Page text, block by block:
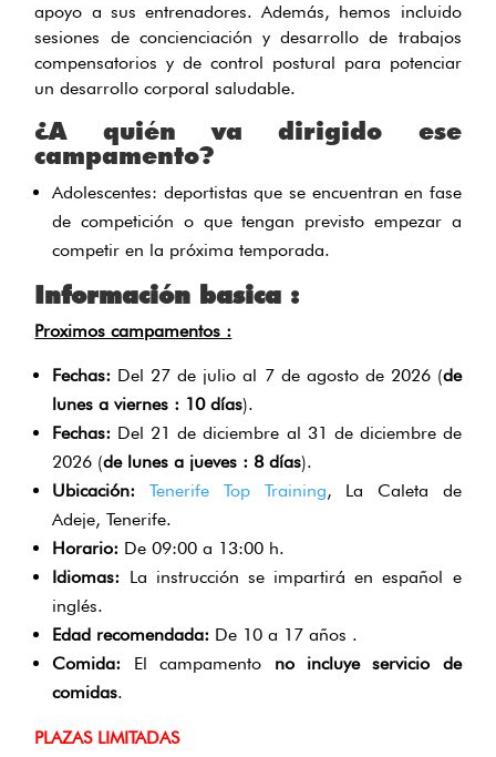
apoyo a sus entrenadores. Además, hemos incluido
sesiones de concienciación y desarrollo de trabajos
compensatorios y de control postural para potenciar
un desarrollo corporal saludable.
¿A quién va dirigido ese
campamento?
Adolescentes: deportistas que se encuentran en fase
de competición o que tengan previsto empezar a
competir en la próxima temporada.
Información basica :
Proximos campamentos :
Fechas: Del 27 de julio al 7 de agosto de 2026 (de
lunes a viernes : 10días).
Fechas: Del 21 de diciembre al 31 de diciembre de
2026 (de lunes a jueves : 8días).
Ubicación:
Tenerife Top Training, La Caleta de
Adeje, Tenerife.
Horario: De 09:00 a 13:00 h.
Idiomas: La instrucción se impartirá en español e
inglés.
Edad recomendada: De 10 a 17 años .
Comida: El campamento no incluye servicio de
comidas.
PLAZAS LIMITADAS